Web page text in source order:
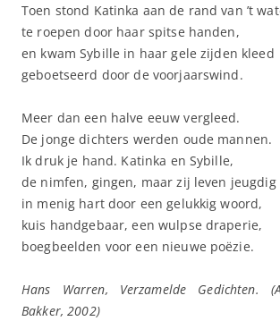
Toen stond Katinka aan de rand van ’t
te roepen door haar spitse handen,
en kwam Sybille in haar gele zijden kleed
geboetseerd door de voorjaarswind.
Meer dan een halve eeuw vergleed.
De jonge dichters werden oude mannen.
Ik druk je hand. Katinka en Sybille,
de nimfen, gingen, maar zij leven jeugdig
in menig hart door een gelukkig woord,
kuis handgebaar, een wulpse draperie,
boegbeelden voor een nieuwe poëzie.
Hans Warren, Verzamelde Gedichten.
Bakker, 2002)